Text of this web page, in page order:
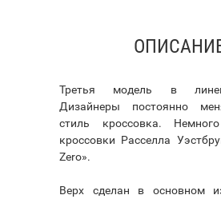
Третья модель в
Дизайнеры постоянно
стиль кроссовка.
кроссовки Расселла
Zero».
Верх сделан в основном